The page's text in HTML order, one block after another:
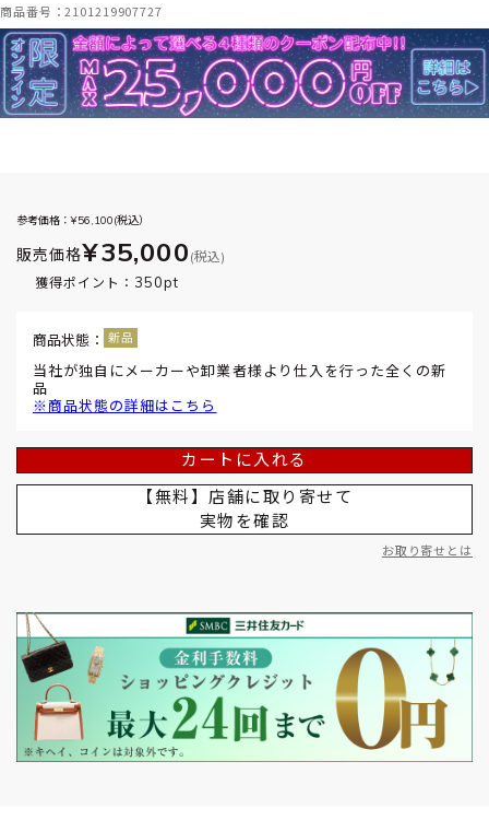
商品番号：2101219907727
参考価格：¥56,100(税込）
販売価格¥35,000 (税込)
獲得ポイント： 350pt
商品状態：
当社が独自にメーカーや卸業者様より仕入を行った全くの新
品
※商品状態の詳細はこちら
カートに入れる
【無料】店舗に取り寄せて
実物を確認
お取り寄せとは